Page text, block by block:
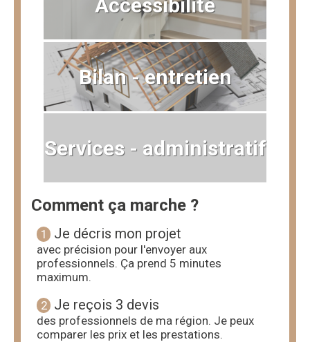
Accessibilité
Bilan - entretien
Services - administratif
Comment ça marche ?
1 Je décris mon projet
avec précision pour l'envoyer aux
professionnels. Ça prend 5 minutes
maximum.
2 Je reçois 3 devis
des professionnels de ma région. Je peux
comparer les prix et les prestations.